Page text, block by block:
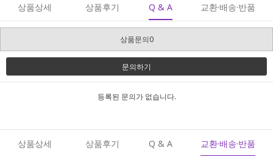
상품상세 상품후기 Q & A 교환·배송·반품
상품문의0
문의하기
등록된 문의가 없습니다.
상품상세 상품후기 Q & A 교환·배송·반품